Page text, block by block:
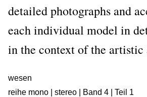
detail­ed pho­to­graphs and
each indi­vi­du­al model in
in the con­text of the artis­tic
wesen
rei­he mono | ste­reo | Band 4 | Teil 1